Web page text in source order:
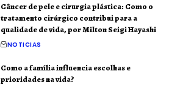
Câncer de pele e cirurgia plástica: Como o
tratamento cirúrgico contribui para a
qualidade de vida, por Milton Seigi Hayashi
NOTICIAS
Como a família influencia escolhas e
prioridades na vida?